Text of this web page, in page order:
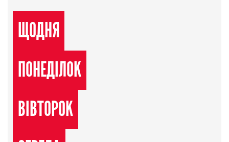
ЩОДНЯ
ПОНЕДІЛОК
ВІВТОРОК